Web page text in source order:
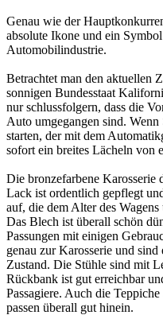
Genau wie der
absolute Ikone und ein
Automobilindustrie.
Betrachtet man den aktuellen
sonnigen Bundesstaat
nur schlussfolgern, dass die
Auto umgegangen sind.
starten, der mit dem
sofort ein breites Lächeln von
Die bronzefarbene Karosserie
Lack ist ordentlich gepflegt
auf, die dem Alter des
Das Blech ist überall schön
Passungen mit einigen
genau zur Karosserie und
Zustand. Die Stühle sind mit
Rückbank ist gut erreichbar
Passagiere. Auch die
passen überall gut hinein.